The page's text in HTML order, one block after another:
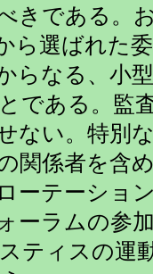
きである。
ら選ばれた
らなる、小
である。監
ない。特別
関係者を含
ーテーショ
ーラムの参
ティスの運